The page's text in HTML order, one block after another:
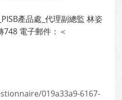
產品處_代理副總監 林姿
電子郵件：＜
019a33a9-6167-